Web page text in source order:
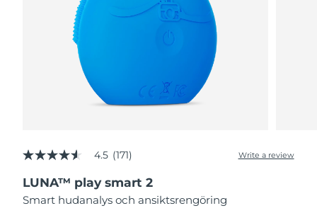
4.5
of
5
stars,
4.5 (171) Write a review
LUNA™ play smart 2
Smart hudanalys och ansiktsrengöring